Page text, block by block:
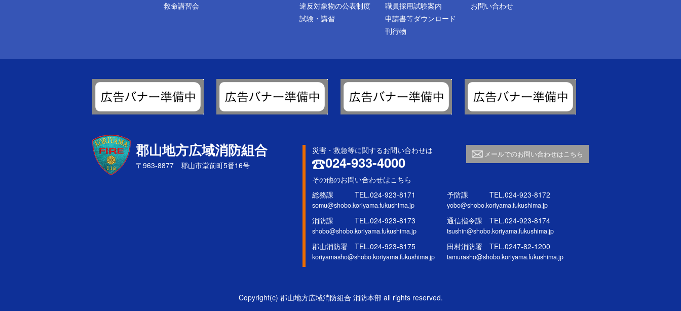
救命講習会
違反対象物の公表制度
試験・講習
職員採用試験案内
申請書等ダウンロード
刊行物
お問い合わせ
郡山地方広域消防組合
〒963-8877 郡山市堂前町5番16号
メールでのお問い合わせはこちら
災害・救急等に関するお問い合わせは
024-933-4000
その他のお問い合わせはこちら
総務課 TEL.024-923-8171
somu@shobo.koriyama.fukushima.jp
予防課 TEL.024-923-8172
yobo@shobo.koriyama.fukushima.jp
消防課 TEL.024-923-8173
shobo@shobo.koriyama.fukushima.jp
通信指令課 TEL.024-923-8174
tsushin@shobo.koriyama.fukushima.jp
郡山消防署 TEL.024-923-8175
koriyamasho@shobo.koriyama.fukushima.jp
田村消防署 TEL.0247-82-1200
tamurasho@shobo.koriyama.fukushima.jp
Copyright(c) 郡山地方広域消防組合 消防本部 all rights reserved.